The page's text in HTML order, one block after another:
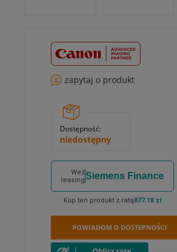
zapytaj o produkt
Dostępność:
niedostępny
Weź
leasingSiemens Finance
Kup ten produkt z ratą877.18 zł
POWIADOM O DOSTEPNOŚCI